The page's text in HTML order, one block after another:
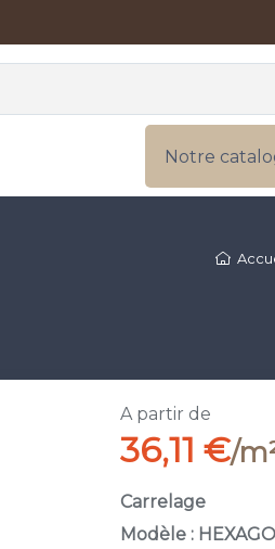
Notre
A partir de
36,11 €/
Carrelage
Modèle :